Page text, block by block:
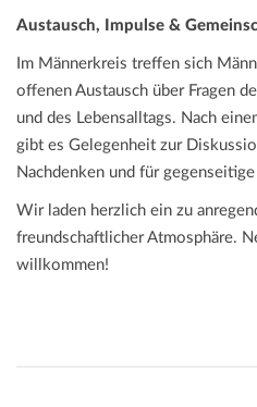
Austausch, Impulse &
Im Männerkreis treffen sich
offenen Austausch über Fragen
und des Lebensalltags. Nach
gibt es Gelegenheit zur
Nachdenken und für
Wir laden herzlich ein zu
freundschaftlicher Atmosphäre.
willkommen!